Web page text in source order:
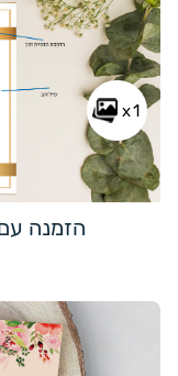
x1
הזמנה